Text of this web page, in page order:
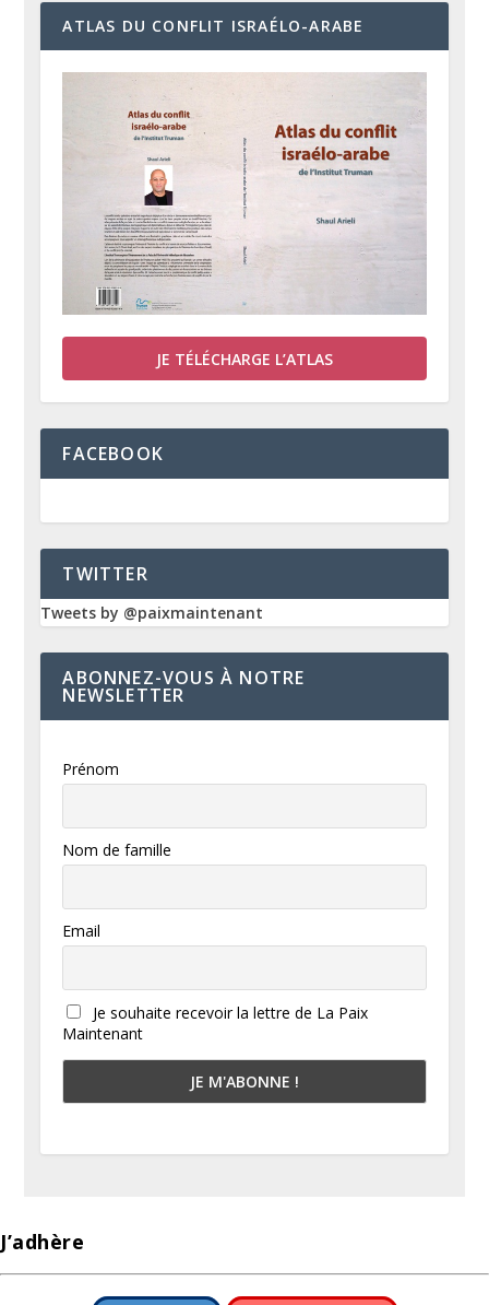
ATLAS DU CONFLIT ISRAÉLO-ARABE
JE TÉLÉCHARGE L’ATLAS
FACEBOOK
TWITTER
Tweets by @paixmaintenant
ABONNEZ-VOUS À NOTRE
NEWSLETTER
Prénom
Nom de famille
Email
Je souhaite recevoir la lettre de La Paix
Maintenant
J’adhère